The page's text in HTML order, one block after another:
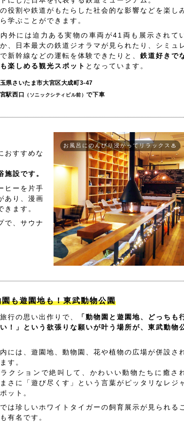
役割や鉄道がもたらした社会的な影響などを楽し
学ぶことができます。
外には迫力ある実物の車両が41両も展示されて
、日本最大の鉄道ジオラマが見られたり、シミュ
新幹線などの運転を体験できたりと、 鉄道好きで
楽しめる観光スポット となっています。
県さいたま市大宮区大成町3-47
駅西口
（ソニックシティビル前）で下車
おすすめな
施設です。
ヒーを片手
あり、漫画
ます。
で、サウナ
お風呂にのんびり浸かってリラックス♨
園も遊園地も！東武動物公園
行の思い出作りで、
「動物園と遊園地、どっちも
！」という欲張りな願いが叶う場所が、東武動物
には、遊園地、動物園、花や植物の広場が併設さ
す。
クションで絶叫して、かわいい動物たちに癒さ
さに「遊び尽くす」という言葉がピッタリなレジ
ット。
は珍しいホワイトタイガーの飼育展示が見られる
有名です。